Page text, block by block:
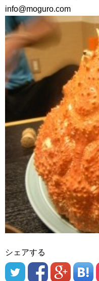
info@moguro.com
シェアする